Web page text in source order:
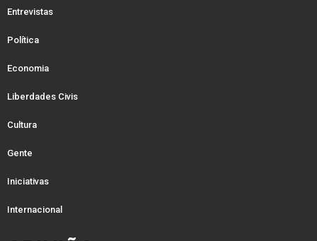
Entrevistas
Política
Economia
Liberdades Civis
Cultura
Gente
Iniciativas
Internacional